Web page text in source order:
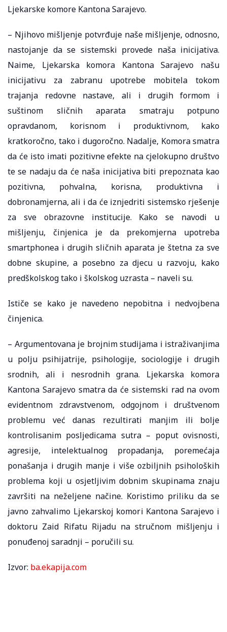
Ljekarske komore Kantona Sarajevo.
– Njihovo mišljenje potvrđuje naše mišljenje, odnosno,
nastojanje da se sistemski provede naša inicijativa.
Naime, Ljekarska komora Kantona Sarajevo našu
inicijativu za zabranu upotrebe mobitela tokom
trajanja redovne nastave, ali i drugih formom i
suštinom sličnih aparata smatraju potpuno
opravdanom, korisnom i produktivnom, kako
kratkoročno, tako i dugoročno. Nadalje, Komora smatra
da će isto imati pozitivne efekte na cjelokupno društvo
te se nadaju da će naša inicijativa biti prepoznata kao
pozitivna, pohvalna, korisna, produktivna i
dobronamjerna, ali i da će iznjedriti sistemsko rješenje
za sve obrazovne institucije. Kako se navodi u
mišljenju, činjenica je da prekomjerna upotreba
smartphonea i drugih sličnih aparata je štetna za sve
dobne skupine, a posebno za djecu u razvoju, kako
predškolskog tako i školskog uzrasta – naveli su.
Ističe se kako je navedeno nepobitna i nedvojbena
činjenica.
– Argumentovana je brojnim studijama i istraživanjima
u polju psihijatrije, psihologije, sociologije i drugih
srodnih, ali i nesrodnih grana. Ljekarska komora
Kantona Sarajevo smatra da će sistemski rad na ovom
evidentnom zdravstvenom, odgojnom i društvenom
problemu već danas rezultirati manjim ili bolje
kontrolisanim posljedicama sutra – poput ovisnosti,
agresije, intelektualnog propadanja, poremećaja
ponašanja i drugih manje i više ozbiljnih psiholoških
problema koji u osjetljivim dobnim skupinama znaju
završiti na neželjene načine. Koristimo priliku da se
javno zahvalimo Ljekarskoj komori Kantona Sarajevo i
doktoru Zaid Rifatu Rijadu na stručnom mišljenju i
ponuđenoj saradnji – poručili su.
Izvor: ba.ekapija.com